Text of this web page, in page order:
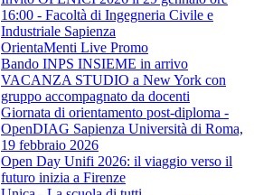
16:00 - Facoltà di Ingegneria Civile e
Industriale Sapienza
OrientaMenti Live Promo
Bando INPS INSIEME in arrivo
VACANZA STUDIO a New York con
gruppo accompagnato da docenti
Giornata di orientamento post-diploma -
OpenDIAG Sapienza Università di Roma,
19 febbraio 2026
Open Day Unifi 2026: il viaggio verso il
futuro inizia a Firenze